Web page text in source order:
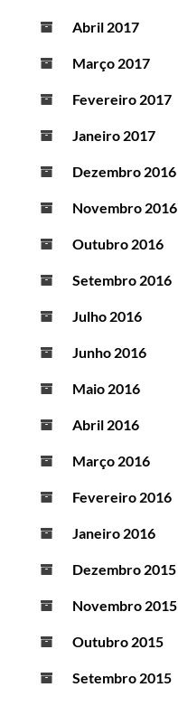
Abril 2017
Março 2017
Fevereiro 2017
Janeiro 2017
Dezembro 2016
Novembro 2016
Outubro 2016
Setembro 2016
Julho 2016
Junho 2016
Maio 2016
Abril 2016
Março 2016
Fevereiro 2016
Janeiro 2016
Dezembro 2015
Novembro 2015
Outubro 2015
Setembro 2015